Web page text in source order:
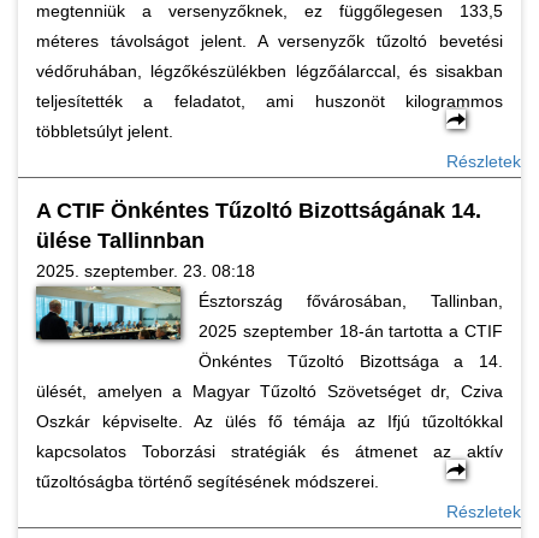
megtenniük a versenyzőknek, ez függőlegesen 133,5
méteres távolságot jelent. A versenyzők tűzoltó bevetési
védőruhában, légzőkészülékben légzőálarccal, és sisakban
teljesítették a feladatot, ami huszonöt kilogrammos
többletsúlyt jelent.
Részletek
A CTIF Önkéntes Tűzoltó Bizottságának 14.
ülése Tallinnban
2025. szeptember. 23. 08:18
Észtország fővárosában, Tallinban,
2025 szeptember 18-án tartotta a CTIF
Önkéntes Tűzoltó Bizottsága a 14.
ülését, amelyen a Magyar Tűzoltó Szövetséget dr, Cziva
Oszkár képviselte. Az ülés fő témája az Ifjú tűzoltókkal
kapcsolatos Toborzási stratégiák és átmenet az aktív
tűzoltóságba történő segítésének módszerei.
Részletek